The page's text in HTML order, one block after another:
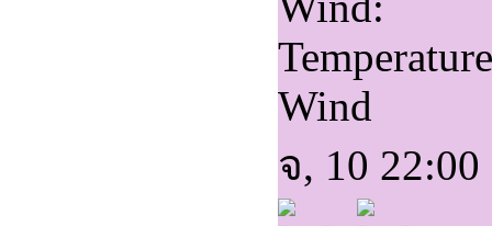
Temperature
Wind
จ, 10 22:00